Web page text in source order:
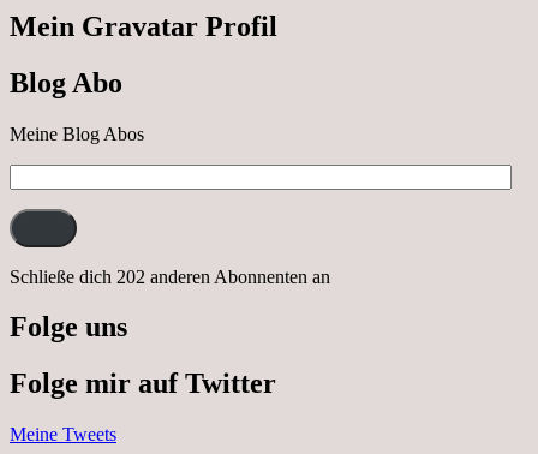
Mein Gravatar Profil
Blog Abo
Meine Blog Abos
Mail-
Adresse:
Schließe dich 202 anderen Abonnenten an
Folge uns
Folge mir auf Twitter
Meine Tweets